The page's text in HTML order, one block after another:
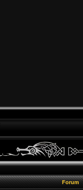
Forum